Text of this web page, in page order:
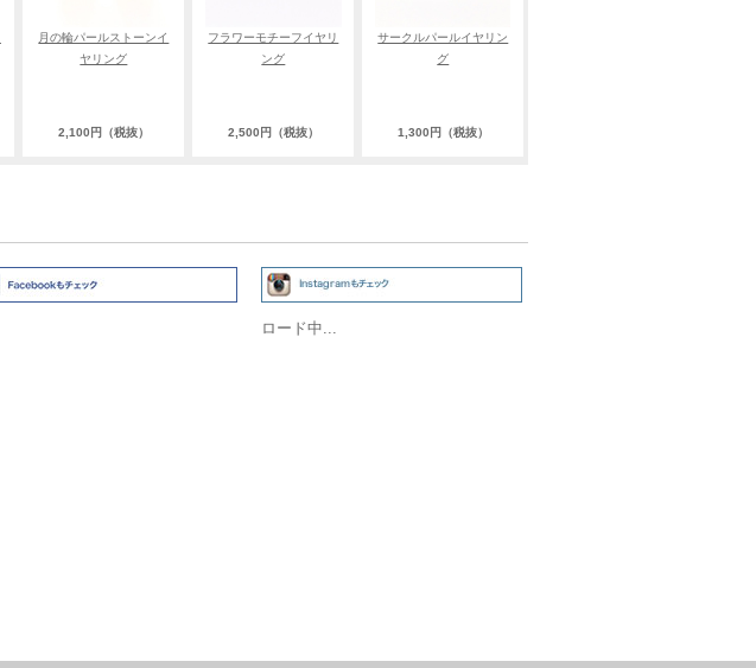
月の輪パールストーンイ
ヤリング
2,100円（税抜）
フラワーモチーフイヤリ
ング
2,500円（税抜）
サークルパールイヤリン
グ
1,300円（税抜）
ロード中...